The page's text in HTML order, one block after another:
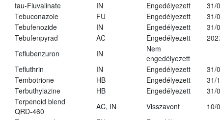
tau-Fluvalinate
IN Engedélyezett
31/
Tebuconazole
FU Engedélyezett
31/
Tebufenozide
IN Engedélyezett
31/
Tebufenpyrad
AC Engedélyezett
Teflubenzuron
IN
Nem
engedélyezett
Tefluthrin
IN Engedélyezett
31/
Tembotrione
HB Engedélyezett
31/
Terbuthylazine
HB Engedélyezett
31/
Terpenoid blend
QRD-460
AC, IN Visszavont
10/